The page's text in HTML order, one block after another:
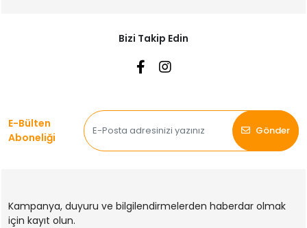
Bizi Takip Edin
E-Bülten
Aboneliği
Gönder
Kampanya, duyuru ve bilgilendirmelerden haberdar olmak
için kayıt olun.